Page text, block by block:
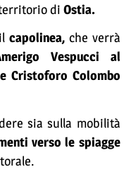
diOstia.
capolinea,che verrà
Vespucci al
Cristoforo Colombo
sia sulla mobilità
verso le spiagge